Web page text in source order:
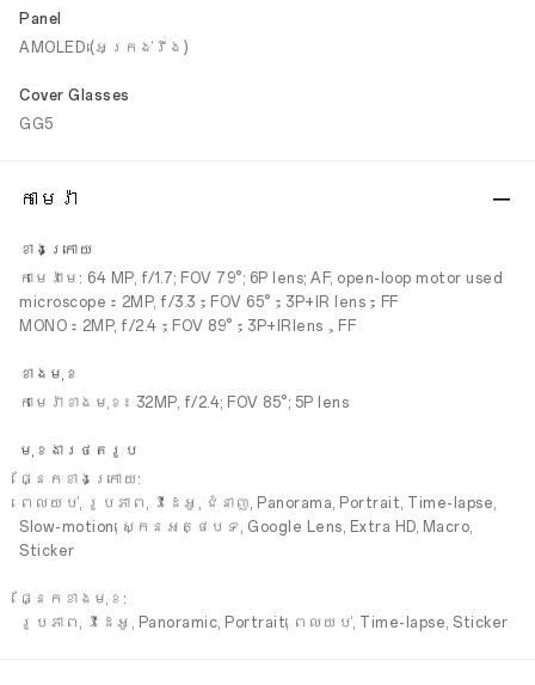
Panel
AMOLED (អេក្រង់រឹង)
Cover Glasses
GG5
កាមេរ៉ា
ខាងក្រោយ
កាមេរ៉ាមេ: 64 MP, f/1.7; FOV 79°; 6P lens; AF, open-loop motor used
microscope：2MP, f/3.3；FOV 65°；3P+IR lens；FF
MONO：2MP, f/2.4；FOV 89°；3P+IRlens，FF
ខាងមុខ
កាមេរ៉ាខាងមុខ៖ 32MP, f/2.4; FOV 85°; 5P lens
មុខងារថតរូប
ផ្នែកខាងក្រោយ:
ពេលយប់, រូបភាព, វីដេអូ, ជំនាញ, Panorama, Portrait, Time-lapse,
Slow-motion, ស្កេនអត្ថបទ, Google Lens, Extra HD, Macro,
Sticker
ផ្នែកខាងមុខ:
រូបភាព, វីដេអូ, Panoramic, Portrait, ពេលយប់, Time-lapse, Sticker